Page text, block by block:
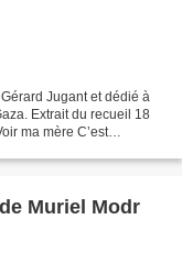
Jugant et dédié à
Extrait du recueil 18
ma mère C’est
Muriel Modr